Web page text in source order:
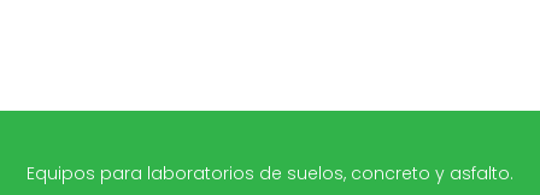
Equipos para laboratorios de suelos, concreto y asfalto.